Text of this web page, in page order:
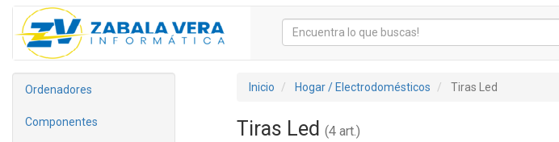
Ordenadores
Componentes
Inicio Hogar / Electrodomésticos Tiras Led
Tiras Led (4 art.)